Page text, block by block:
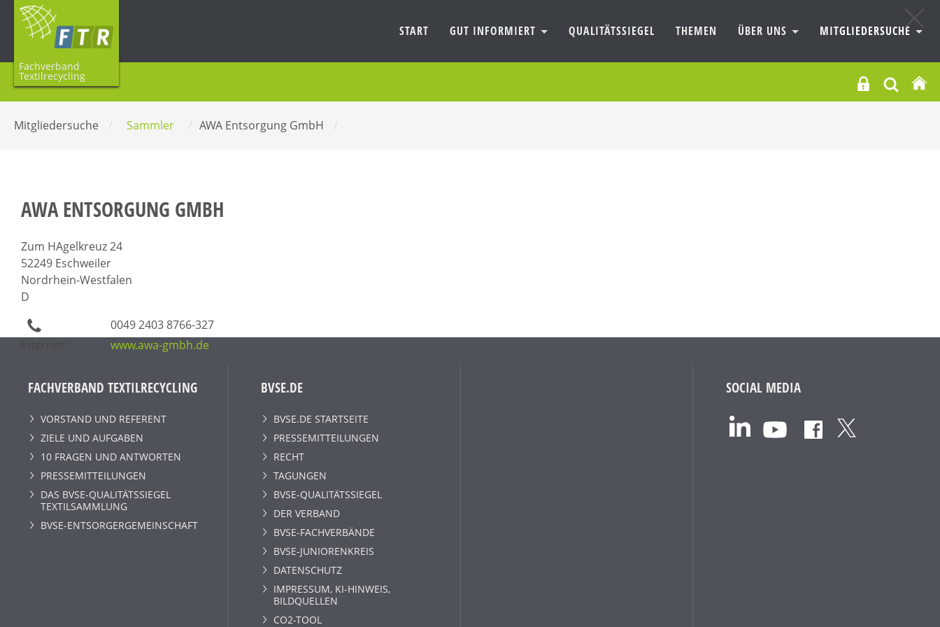
Fachverband
Textilrecycling
START GUT INFORMIERT QUALITÄTSSIEGEL THEMEN ÜBER UNS MITGLIEDERSUCHE
Mitgliedersuche / Sammler / AWA Entsorgung GmbH /
AWA ENTSORGUNG GMBH
Zum HAgelkreuz 24
52249 Eschweiler
Nordrhein-Westfalen
D
0049 2403 8766-327
www.awa-gmbh.de
FACHVERBAND TEXTILRECYCLING
VORSTAND UND REFERENT
ZIELE UND AUFGABEN
10 FRAGEN UND ANTWORTEN
PRESSEMITTEILUNGEN
DAS BVSE-QUALITÄTSSIEGEL
TEXTILSAMMLUNG
BVSE-ENTSORGERGEMEINSCHAFT
BVSE.DE
BVSE.DE STARTSEITE
PRESSEMITTEILUNGEN
RECHT
TAGUNGEN
BVSE-QUALITÄTSSIEGEL
DER VERBAND
BVSE-FACHVERBÄNDE
BVSE-JUNIORENKREIS
DATENSCHUTZ
IMPRESSUM, KI-HINWEIS,
BILDQUELLEN
CO2-TOOL
SOCIAL MEDIA